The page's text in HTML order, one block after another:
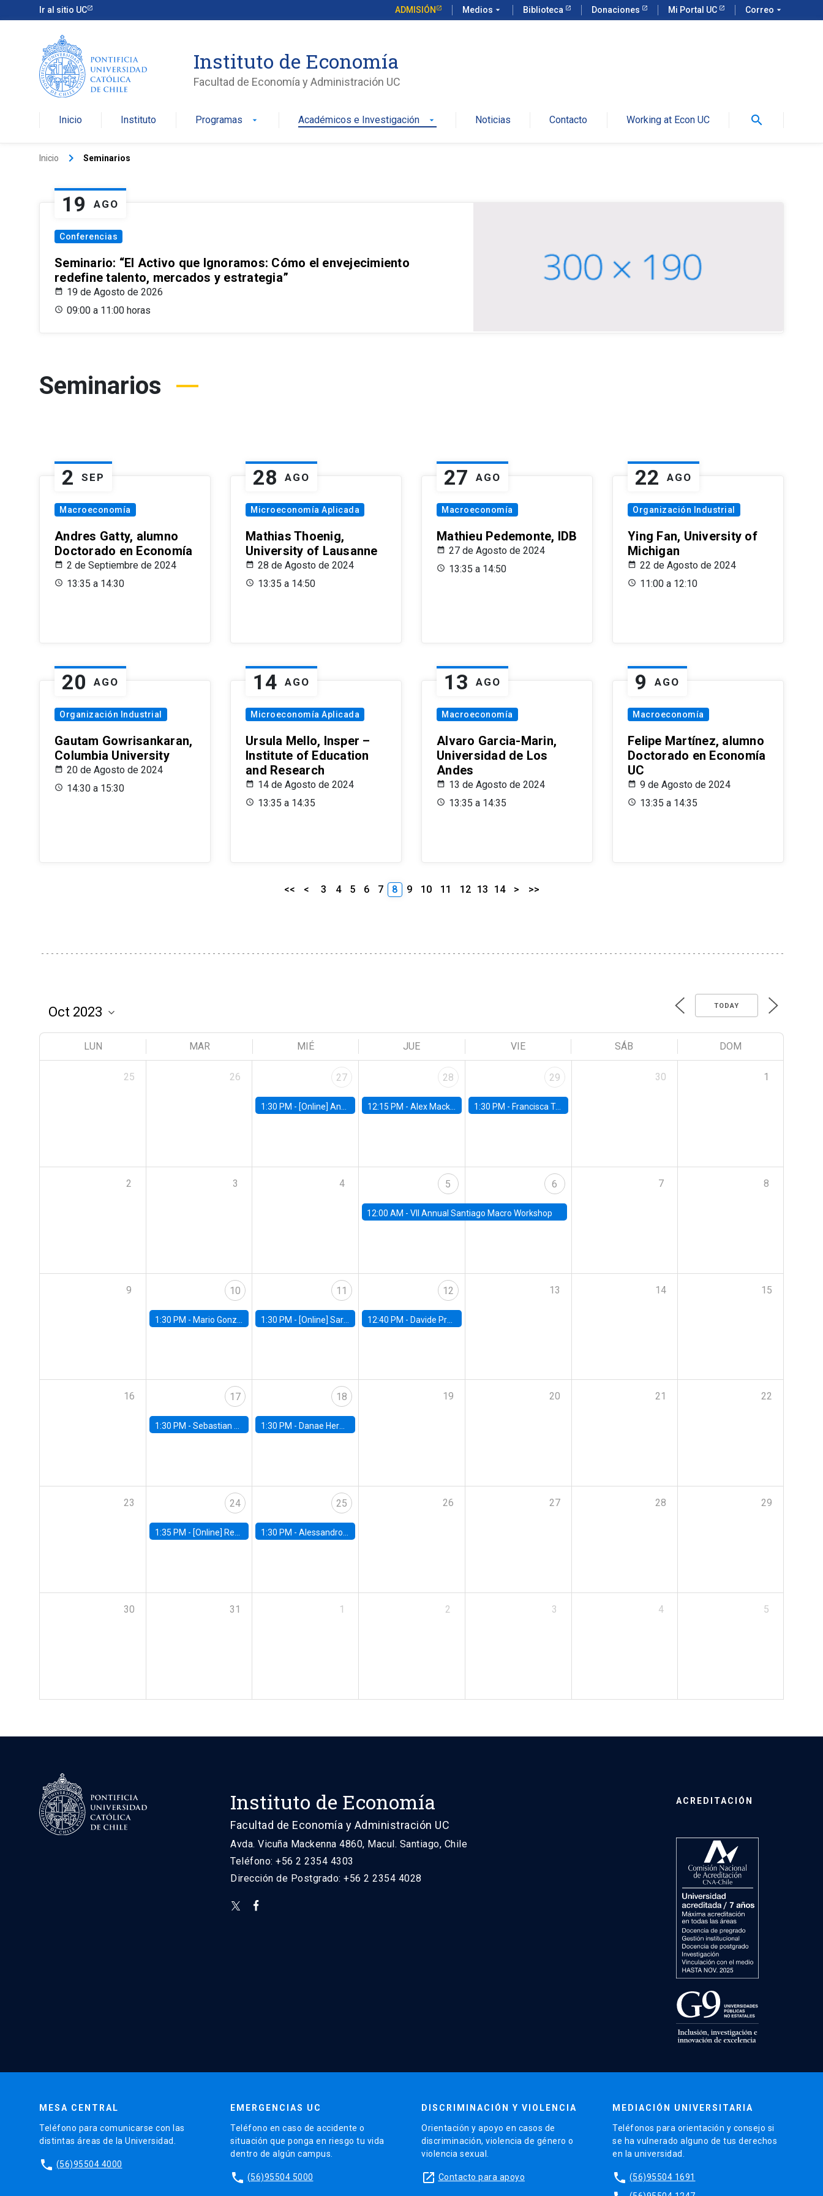
Ir al sitio UC ADMISIÓN Medios arrow_drop_down Biblioteca Donaciones Mi Portal UC Correo arrow_drop_down
Instituto de Economía
Facultad de Economía y Administración UC
Inicio Instituto Programas arrow_drop_down Académicos e Investigación arrow_drop_down Noticias Contacto Working at Econ UC search
Inicio keyboard_arrow_right Seminarios
19 AGO
Conferencias
Seminario: “El Activo que Ignoramos: Cómo el envejecimiento
redefine talento, mercados y estrategia”
19 de Agosto de 2026
09:00 a 11:00 horas
Seminarios
2 SEP
Macroeconomía
Andres Gatty, alumno
Doctorado en Economía
2 de Septiembre de 2024
13:35 a 14:30
28 AGO
Microeconomía Aplicada
Mathias Thoenig,
University of Lausanne
28 de Agosto de 2024
13:35 a 14:50
27 AGO
Macroeconomía
Mathieu Pedemonte, IDB
27 de Agosto de 2024
13:35 a 14:50
22 AGO
Organización Industrial
Ying Fan, University of
Michigan
22 de Agosto de 2024
11:00 a 12:10
20 AGO
Organización Industrial
Gautam Gowrisankaran,
Columbia University
20 de Agosto de 2024
14:30 a 15:30
14 AGO
Microeconomía Aplicada
Ursula Mello, Insper –
Institute of Education
and Research
14 de Agosto de 2024
13:35 a 14:35
13 AGO
Macroeconomía
Alvaro Garcia-Marin,
Universidad de Los
Andes
13 de Agosto de 2024
13:35 a 14:35
9 AGO
Macroeconomía
Felipe Martínez, alumno
Doctorado en Economía
UC
9 de Agosto de 2024
13:35 a 14:35
<< < 3 4 5 6 7 8 9 10 11 12 13 14 > >>
TODAY
LUN MAR MIÉ JUE VIE SÁB DOM
25 26 27
1:30 PM - [Online] Ana Tur Prats, UC Merced
28
12:15 PM -Alex Mackay, Harvard Business School
29
1:30 PM - Francisca Torrealba, estudiante de Doctorado en Economía UC
30 1
2 3 4 5
12:00 AM -VII Annual Santiago Macro Workshop
6 7 8
9 10
1:30 PM - Mario González, Banco Central de Chile
11
1:30 PM - [Online] Sarah Armitage, Boston University
12
12:40 PM - Davide Proserpio, Marshall School of Business
13 14 15
16 17
1:30 PM - Sebastian Claro, Universidad de Los Andes
18
1:30 PM - Danae Hernandez-Cortes, Arizona State
19 20 21 22
23 24
1:35 PM - [Online] Renata Narita, PUC Rio
25
1:30 PM -Alessandro Chiari, Charles University
26 27 28 29
30 31 1 2 3 4 5
Instituto de Economía
Facultad de Economía y Administración UC
Avda. Vicuña Mackenna 4860, Macul. Santiago, Chile
Teléfono: +56 2 2354 4303
Dirección de Postgrado: +56 2 2354 4028
ACREDITACIÓN
MESA CENTRAL
Teléfono para comunicarse con las
distintas áreas de la Universidad.
phone (56)95504 4000
EMERGENCIAS UC
Teléfono en caso de accidente o
situación que ponga en riesgo tu vida
dentro de algún campus.
phone (56)95504 5000
DISCRIMINACIÓN Y VIOLENCIA
Orientación y apoyo en casos de
discriminación, violencia de género o
violencia sexual.
launch Contacto para apoyo
MEDIACIÓN UNIVERSITARIA
Teléfonos para orientación y consejo si
se ha vulnerado alguno de tus derechos
en la universidad.
phone (56)95504 1691